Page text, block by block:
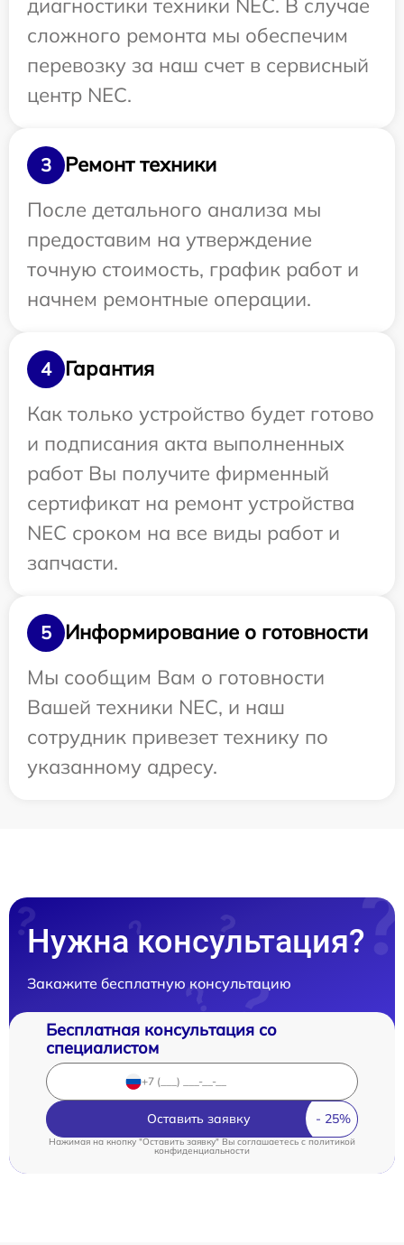
сложного ремонта мы обеспечим
перевозку за наш счет в сервисный
центр NEC.
3
Ремонт техники
После детального анализа мы
предоставим на утверждение
точную стоимость, график работ и
начнем ремонтные операции.
4
Гарантия
Как только устройство будет готово
и подписания акта выполненных
работ Вы получите фирменный
сертификат на ремонт устройства
NEC сроком на все виды работ и
запчасти.
5
Информирование о готовности
Мы сообщим Вам о готовности
Вашей техники NEC, и наш
сотрудник привезет технику по
указанному адресу.
Нужна консультация?
Закажите бесплатную консультацию
Бесплатная консультация со
специалистом
Оставить заявку
Нажимая на кнопку "Оставить заявку" Вы соглашаетесь cполитикой
конфиденциальности